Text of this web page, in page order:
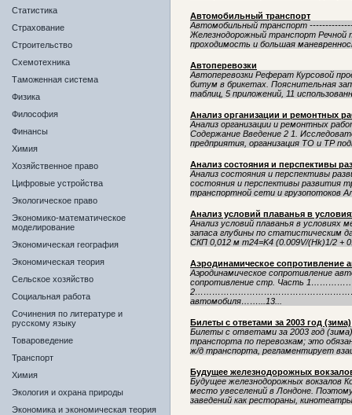
Статистика
Страхование
Строительство
Схемотехника
Таможенная система
Физика
Философия
Финансы
Химия
Хозяйственное право
Цифровые устройства
Экологическое право
Экономико-математическое
моделирование
Экономическая география
Экономическая теория
Сельское хозяйство
Социальная работа
Сочинения по литературе и
русскому языку
Товароведение
Транспорт
Химия
Экология и охрана природы
Экономика и экономическая теория
Автомобильный транспорт
Автомобильный транспорт
Железнодорожный транспорт
проходимость и большая
Автоперевозки
Автоперевозки Реферат Курсовой
битум в брикетах. Пояснительная
таблиц, 5 приложений, 11
Анализ организации и ремонтных
Анализ организации и ремонтных
Содержание Введение 2 1.
предприятия, организация ТО и ТР
Анализ состояния и перспективы
Анализ состояния и перспективы
состояния и перспективы развития
транспортной сети и грузопотоков
Анализ условий плаванья в
Анализ условий плаванья в условиях
запаса глубины по статистическим
СКП 0,012 м m24=K4 (0.009V/(Hk)1/2 +
Аэродинамическое сопротивление
Аэродинамическое сопротивление
сопротивление стр. Часть
2…………………………………………………….6
автомобиля……...13...
Билеты с ответами за 2003 год (зима)
Билеты с ответами за 2003 год
транспорта по перевозкам; это
ж/д транспорта, регламентирует
Будущее железнодорожных
Будущее железнодорожных вокзалов
место увеселений в Лондоне.
заведений как рестораны,